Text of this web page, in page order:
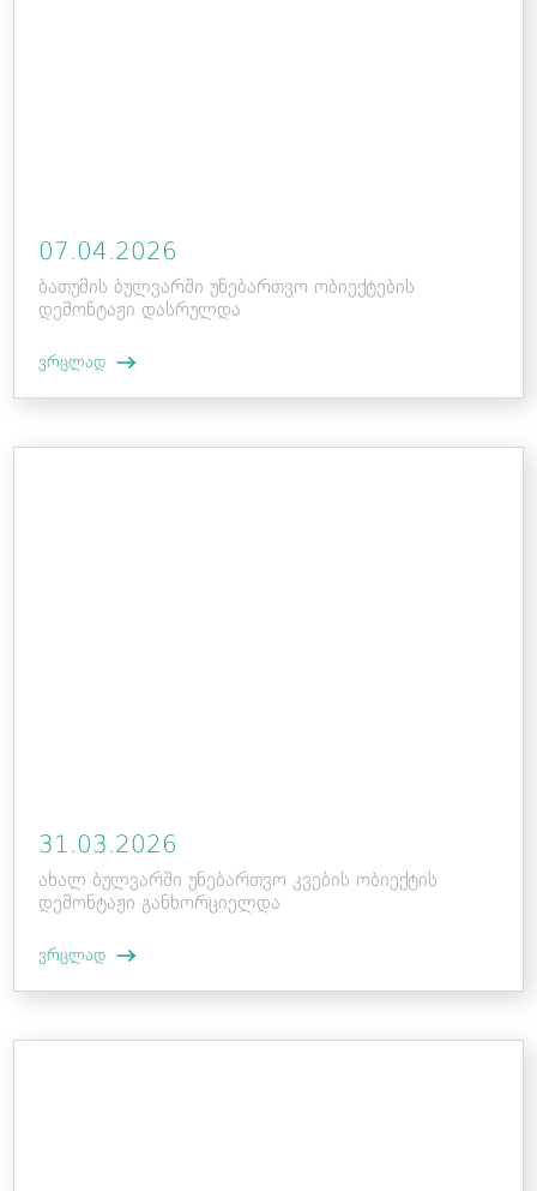
07.04.2026
ბათუმის ბულვარში უნებართვო ობიექტების
დემონტაჟი დასრულდა
ვრცლად
31.03.2026
ახალ ბულვარში უნებართვო კვების ობიექტის
დემონტაჟი განხორციელდა
ვრცლად